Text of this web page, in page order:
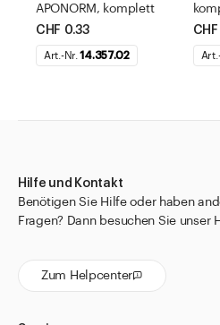
APONORM, komplett
CHF 0.33
Art.-Nr.14.357.02
Hilfe und Kontakt
Benötigen Sie Hilfe oder haben
Fragen? Dann besuchen Sie unser
Zum Helpcenter